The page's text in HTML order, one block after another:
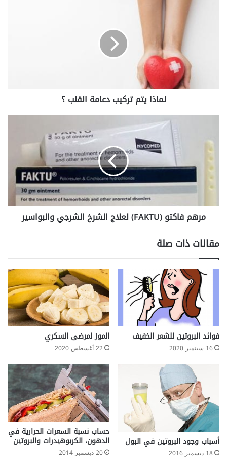
لماذا يتم تركيب دعامة القلب ؟
لعلاج
الشرخ
الشرجي
والبواسير
مرهم فاكتو (FAKTU) لعلاج الشرخ الشرجي والبواسير
مقالات ذات صلة
فوائد البروتين للشعر الخفيف
16 سبتمبر 2020
الموز لمرضى السكري
22 أغسطس 2020
أسباب وجود البروتين في البول
18 ديسمبر 2016
حساب نسبة السعرات الحرارية في
الدهون، الكربوهيدرات والبروتين
20 ديسمبر 2014